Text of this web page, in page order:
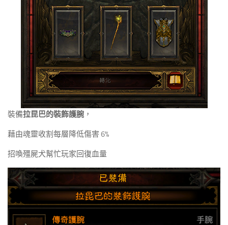
裝備拉昆巴的裝飾護腕 ，
藉由魂靈收割每層降低傷害 6%
招喚殭屍犬幫忙玩家回復血量